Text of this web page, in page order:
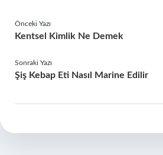
Önceki Yazı
Kentsel Kimlik Ne Demek
Sonraki Yazı
Şiş Kebap Eti Nasıl Marine Edilir